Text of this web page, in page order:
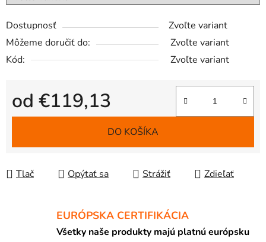
Dostupnosť
Zvoľte variant
Môžeme doručiť do:
Zvoľte variant
Kód:
Zvoľte variant
od €119,13
Jednotková cena:
DO KOŠÍKA
Tlač Opýtať sa Strážiť Zdieľať
EURÓPSKA CERTIFIKÁCIA
Všetky naše produkty majú platnú európsku